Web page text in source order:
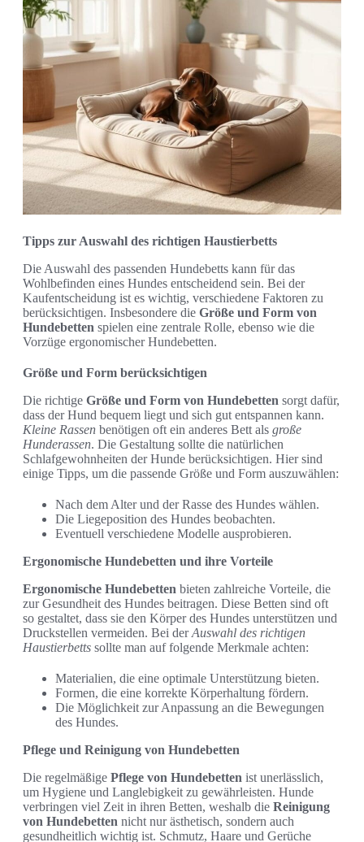
Tipps zur Auswahl des richtigen Haustierbetts
Die Auswahl des passenden Hundebetts kann für das
Wohlbefinden eines Hundes entscheidend sein. Bei der
Kaufentscheidung ist es wichtig, verschiedene Faktoren zu
berücksichtigen. Insbesondere die Größe und Form von
Hundebetten spielen eine zentrale Rolle, ebenso wie die
Vorzüge ergonomischer Hundebetten.
Größe und Form berücksichtigen
Die richtige Größe und Form von Hundebetten sorgt dafür,
dass der Hund bequem liegt und sich gut entspannen kann.
Kleine Rassen benötigen oft ein anderes Bett als große
Hunderassen. Die Gestaltung sollte die natürlichen
Schlafgewohnheiten der Hunde berücksichtigen. Hier sind
einige Tipps, um die passende Größe und Form auszuwählen:
Nach dem Alter und der Rasse des Hundes wählen.
Die Liegeposition des Hundes beobachten.
Eventuell verschiedene Modelle ausprobieren.
Ergonomische Hundebetten und ihre Vorteile
Ergonomische Hundebetten bieten zahlreiche Vorteile, die
zur Gesundheit des Hundes beitragen. Diese Betten sind oft
so gestaltet, dass sie den Körper des Hundes unterstützen und
Druckstellen vermeiden. Bei derAuswahl des richtigen
Haustierbetts sollte man auf folgende Merkmale achten:
Materialien, die eine optimale Unterstützung bieten.
Formen, die eine korrekte Körperhaltung fördern.
Die Möglichkeit zur Anpassung an die Bewegungen
des Hundes.
Pflege und Reinigung von Hundebetten
Die regelmäßige Pflege von Hundebetten ist unerlässlich,
um Hygiene und Langlebigkeit zu gewährleisten. Hunde
verbringen viel Zeit in ihren Betten, weshalb die Reinigung
von Hundebetten nicht nur ästhetisch, sondern auch
gesundheitlich wichtig ist. Schmutz, Haare und Gerüche